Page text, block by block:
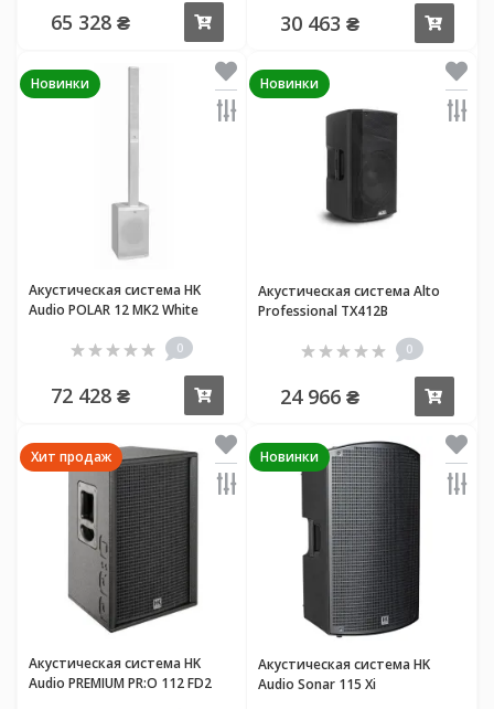
65 328 ₴ 30 463 ₴
Новинки
Акустическая система HK
Audio POLAR 12 MK2 White
0
72 428 ₴
Новинки
Акустическая система Alto
Professional TX412B
0
24 966 ₴
Хит продаж
Акустическая система HK
Audio PREMIUM PR:O 112 FD2
Новинки
Акустическая система HK
Audio Sonar 115 Xi